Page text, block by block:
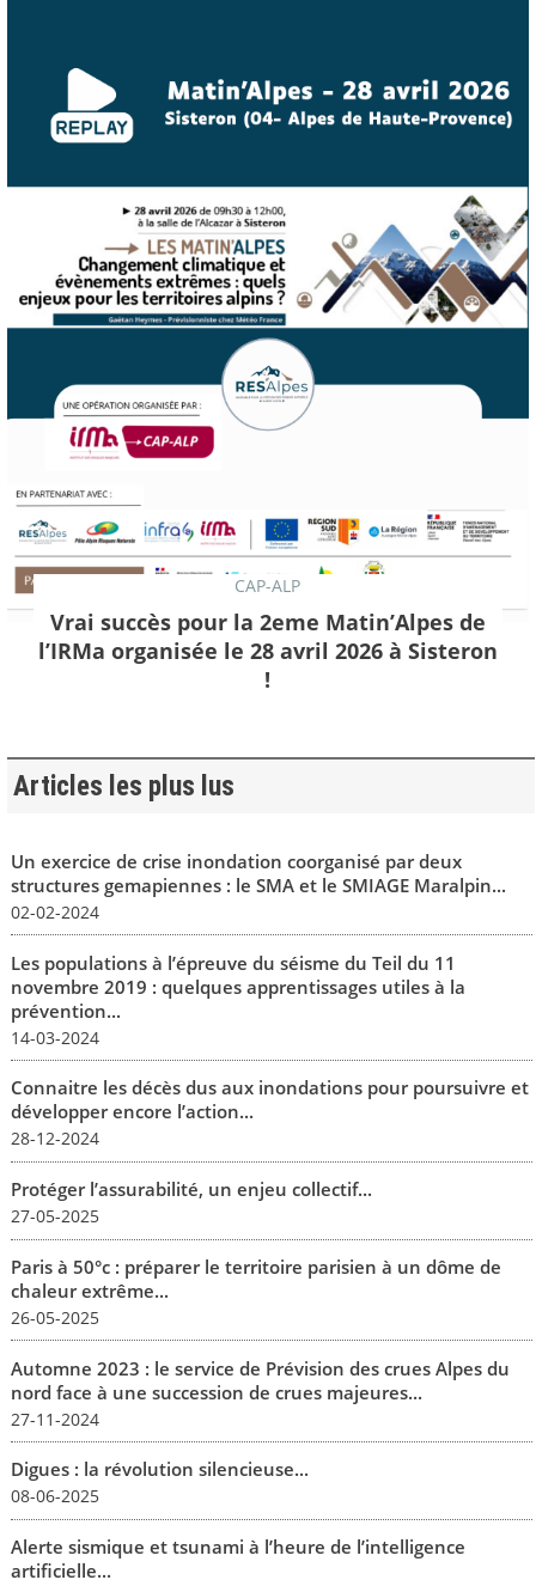
CAP-ALP
Vrai succès pour la 2eme Matin’Alpes de
l’IRMa organisée le 28 avril 2026 à Sisteron
!
Articles les plus lus
Un exercice de crise inondation coorganisé par deux
structures gemapiennes : le SMA et le SMIAGE Maralpin...
02-02-2024
Les populations à l’épreuve du séisme du Teil du 11
novembre 2019 : quelques apprentissages utiles à la
prévention...
14-03-2024
Connaitre les décès dus aux inondations pour poursuivre et
développer encore l’action...
28-12-2024
Protéger l’assurabilité, un enjeu collectif...
27-05-2025
Paris à 50°c : préparer le territoire parisien à un dôme de
chaleur extrême...
26-05-2025
Automne 2023 : le service de Prévision des crues Alpes du
nord face à une succession de crues majeures...
27-11-2024
Digues : la révolution silencieuse...
08-06-2025
Alerte sismique et tsunami à l’heure de l’intelligence
artificielle...